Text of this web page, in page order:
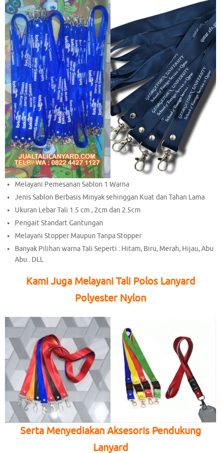
Melayani Pemesanan Sablon 1 Warna
Jenis Sablon Berbasis Minyak sehinggan Kuat dan Tahan Lama
Ukuran Lebar Tali 1.5 cm , 2cm dan 2.5cm
Pengait Standart Gantungan
Melayani Stopper Maupun Tanpa Stopper
Banyak Pilihan warna Tali Seperti : Hitam, Biru, Merah, Hijau, Abu
Abu.. DLL
Kami Juga Melayani Tali Polos Lanyard
Polyester Nylon
Serta Menyediakan Aksesoris Pendukung
Lanyard